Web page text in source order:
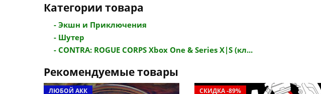
Категории товара
- Экшн и Приключения
- Шутер
- CONTRA: ROGUE CORPS Xbox One & Series X|S (кл...
Рекомендуемые товары
ЛЮБОЙ АКК
СКИДКА -89%